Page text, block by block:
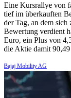
Eine Kursrallye von
tief im überkauften
der Tag, an dem
Bewertung verdient
Euro, ein Plus von
die Aktie damit
Bajaj Mobility AG